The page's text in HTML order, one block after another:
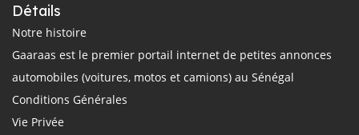
Détails
Notre histoire
Gaaraas est le premier portail internet de petites annonces
automobiles (voitures, motos et camions) au Sénégal
Conditions Générales
Vie Privée